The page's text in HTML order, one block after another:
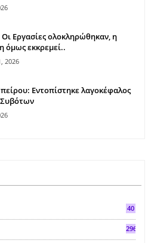
Εργασίες ολοκληρώθηκαν, η
όμως εκκρεμεί..
2026
Εντοπίστηκε λαγοκέφαλος
40
296